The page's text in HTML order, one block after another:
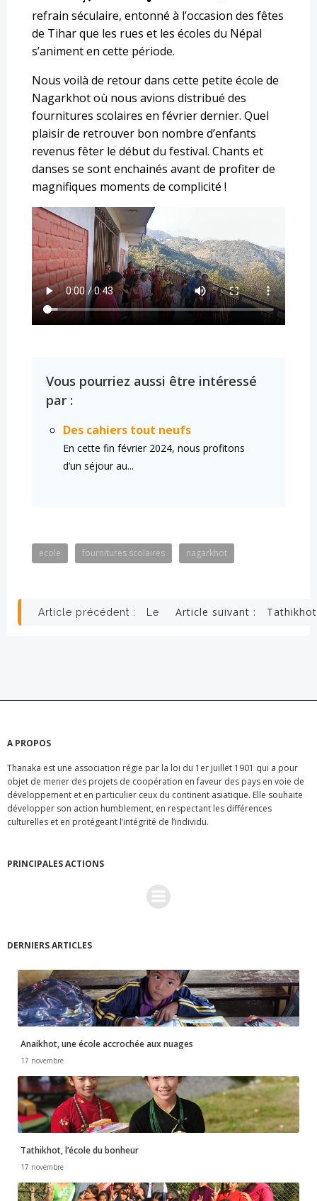
refrain séculaire, entonné à l’occasion des fêtes
de Tihar que les rues et les écoles du Népal
s’animent en cette période.
Nous voilà de retour dans cette petite école de
Nagarkhot où nous avions distribué des
fournitures scolaires en février dernier. Quel
plaisir de retrouver bon nombre d’enfants
revenus fêter le début du festival. Chants et
danses se sont enchainés avant de profiter de
magnifiques moments de complicité !
Vous pourriez aussi être intéressé
par :
Des cahiers tout neufs
En cette fin février 2024, nous profitons
d’un séjour au...
ecole fournitures scolaires nagarkhot
Navigation
Article précédent : Le rallye des pupitres
Navigation
Article suivant :
A PROPOS
Thanaka est une association régie par la loi du 1er juillet 1901 qui a pour
objet de mener des projets de coopération en faveur des pays en voie de
développement et en particulier ceux du continent asiatique. Elle souhaite
développer son action humblement, en respectant les différences
culturelles et en protégeant l’intégrité de l’individu.
PRINCIPALES ACTIONS
DERNIERS ARTICLES
Anaikhot, une école accrochée aux nuages
17 novembre
Tathikhot, l’école du bonheur
17 novembre